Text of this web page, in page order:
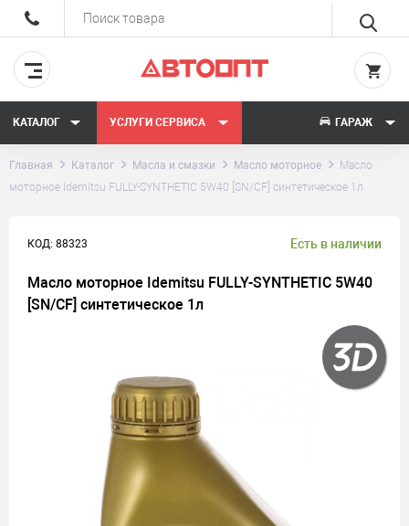
КАТАЛОГ УСЛУГИ СЕРВИСА ГАРАЖ
Главная Каталог Масла и смазки Масло моторное
Масло
моторное Idemitsu FULLY-SYNTHETIC 5W40 [SN/CF] синтетическое 1л
КОД: 88323 Есть в наличии
Масло моторное Idemitsu FULLY-SYNTHETIC 5W40
[SN/CF] синтетическое 1л